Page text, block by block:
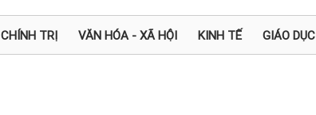
CHÍNH TRỊ VĂN HÓA - XÃ HỘI KINH TẾ GIÁO DỤC